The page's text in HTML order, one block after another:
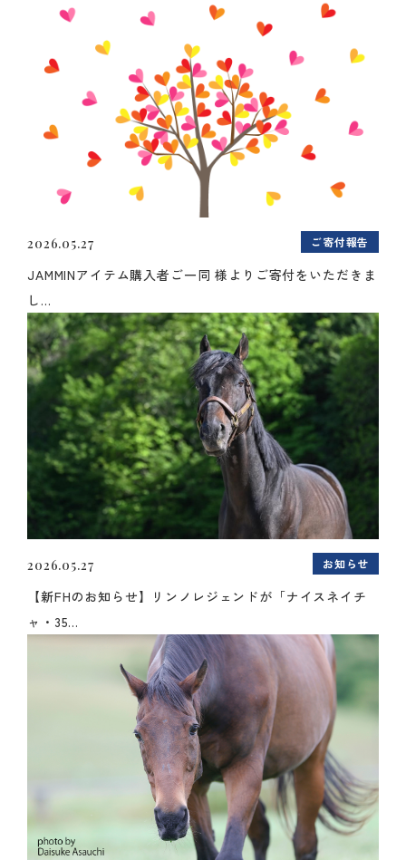
2026.05.27 ご寄付報告
JAMMINアイテム購入者ご一同 様よりご寄付をいただきま
し...
2026.05.27 お知らせ
【新FHのお知らせ】リンノレジェンドが「ナイスネイチ
ャ・35...